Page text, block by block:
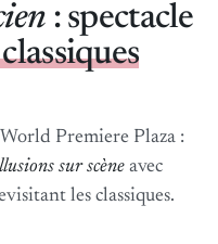
: spectacle
Premiere Plaza :
sur scène avec
les classiques.